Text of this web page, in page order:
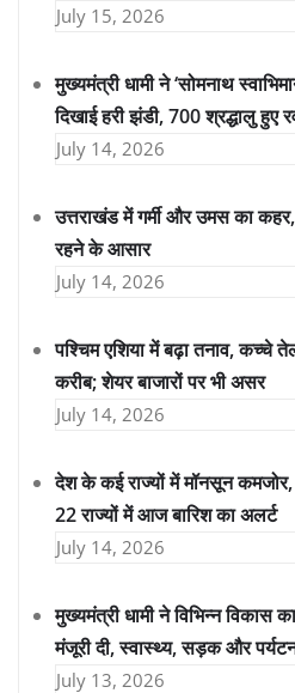
July 15, 2026
मुख्यमंत्री धामी ने ‘सोमनाथ
दिखाई हरी झंडी, 700 श्रद्धालु हुए
July 14, 2026
उत्तराखंड में गर्मी और उमस का
रहने के आसार
July 14, 2026
पश्चिम एशिया में बढ़ा तनाव, कच्चे
करीब; शेयर बाजारों पर भी असर
July 14, 2026
देश के कई राज्यों में मॉनसून
22 राज्यों में आज बारिश का अलर्ट
July 14, 2026
मुख्यमंत्री धामी ने विभिन्न विकास
मंजूरी दी, स्वास्थ्य, सड़क और
July 13, 2026